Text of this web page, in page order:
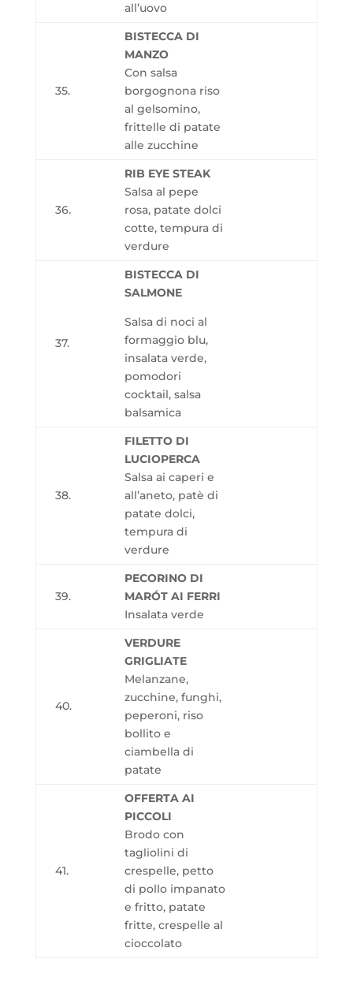
all’uovo
35.
BISTECCA DI
MANZO
Con salsa
borgognona riso
al gelsomino,
frittelle di patate
alle zucchine
36.
RIB EYE STEAK
Salsa al pepe
rosa, patate dolci
cotte, tempura di
verdure
37.
BISTECCA DI
SALMONE
Salsa di noci al
formaggio blu,
insalata verde,
pomodori
cocktail, salsa
balsamica
38.
FILETTO DI
LUCIOPERCA
Salsa ai caperi e
all’aneto, patè di
patate dolci,
tempura di
verdure
39.
PECORINO DI
MARÓT AI FERRI
Insalata verde
40.
VERDURE
GRIGLIATE
Melanzane,
zucchine, funghi,
peperoni, riso
bollito e
ciambella di
patate
41.
OFFERTA AI
PICCOLI
Brodo con
tagliolini di
crespelle, petto
di pollo impanato
e fritto, patate
fritte, crespelle al
cioccolato